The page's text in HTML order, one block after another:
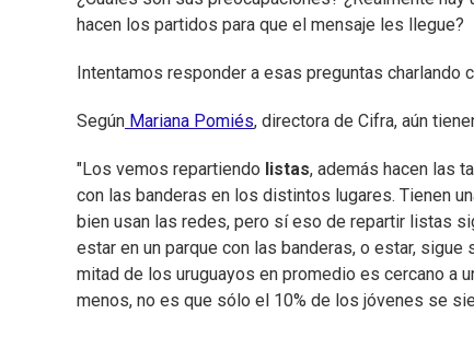
hacen los partidos para que el mensaje les llegue?
Intentamos responder a esas preguntas charlando
Según Mariana Pomiés, directora de Cifra, aún
"Los vemos repartiendo listas, además hacen las
con las banderas en los distintos lugares. Tienen
bien usan las redes, pero sí eso de repartir listas
estar en un parque con las banderas, o estar,
mitad de los uruguayos en promedio es cercano a
menos, no es que sólo el 10% de los jóvenes se